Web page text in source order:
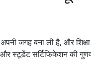
जगह बना ली है, और
और स्टूडेंट सर्टिफिकेशन की